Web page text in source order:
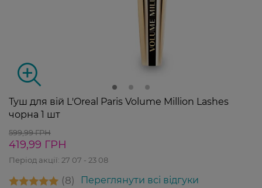
Туш для вій L'Oreal Paris Volume Million Lashes
чорна 1 шт
599,99 ГРН
419,99 ГРН
Період акції: 27 07 - 23 08
8 Переглянути всі відгуки